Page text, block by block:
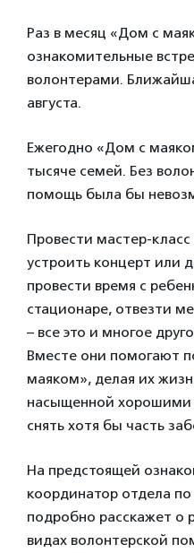
Раз в месяц «Дом с
ознакомительные
волонтерами.
августа.
Ежегодно «Дом с
тысяче семей. Без
помощь была бы
Провести мастер-
устроить концерт или
провести время с
стационаре, отвезти
– все это и многое
Вместе они помогают
маяком», делая их
насыщенной хорошими
снять хотя бы часть
На предстоящей
координатор отдела
подробно расскажет о
видах волонтерской